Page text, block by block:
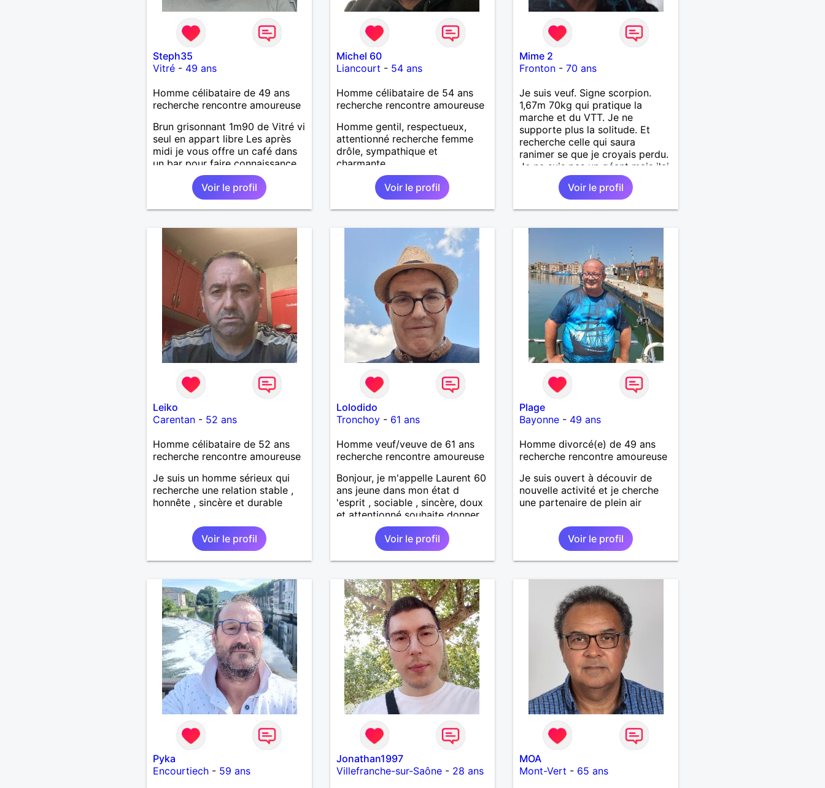
Steph35
Vitré- 49 ans
Homme célibataire de 49 ans
recherche rencontre amoureuse
Brun grisonnant 1m90 de Vitré vi
seul en appart libre Les après
midi je vous offre un café dans
un bar pour faire connaissance.
Voir le profil
Michel 60
Liancourt - 54 ans
Homme célibataire de 54 ans
recherche rencontre amoureuse
Homme gentil, respectueux,
attentionné recherche femme
drôle, sympathique et
charmante
Voir le profil
Mime 2
Fronton -70 ans
Je suis veuf. Signe scorpion.
1,67m 70kg qui pratique la
marche et du VTT. Je ne
supporte plus la solitude. Et
recherche celle qui saura
ranimer se que je croyais perdu.
Je ne suis pas un géant mais j'ai
un gros coeur. Je supporte pas
le mensonge l'hypocrisie. J'aime
la franchise et l'honnêteté. Les
contacter moi.
Voir le profil
Leiko
Carentan- 52 ans
Homme célibataire de 52 ans
recherche rencontre amoureuse
Je suis un homme sérieux qui
recherche une relation stable ,
honnête , sincère et durable
Voir le profil
Lolodido
Tronchoy- 61 ans
Homme veuf/veuve de 61 ans
recherche rencontre amoureuse
Bonjour, je m'appelle Laurent 60
ans jeune dans mon état d
'esprit , sociable , sincère, doux
et attentionné souhaite donner
de la tendresse , de l'amour et
beaucoup de bonheur a la
femme qui souhaitera partager
ma vie . Bientôt en retraite a la
contrainte. Digne de confiance à
la femme qui voudras m 'en
accorder en toute sincérité.
Pour le reste venez me
découvrir par un échange.
Voir le profil
Plage
Bayonne - 49 ans
Homme divorcé(e) de 49 ans
recherche rencontre amoureuse
Je suis ouvert à découvir de
nouvelle activité et je cherche
une partenaire de plein air
Voir le profil
Pyka
Encourtiech- 59 ans
Jonathan1997
Villefranche-sur-Saône- 28 ans
MOA
Mont-Vert - 65 ans